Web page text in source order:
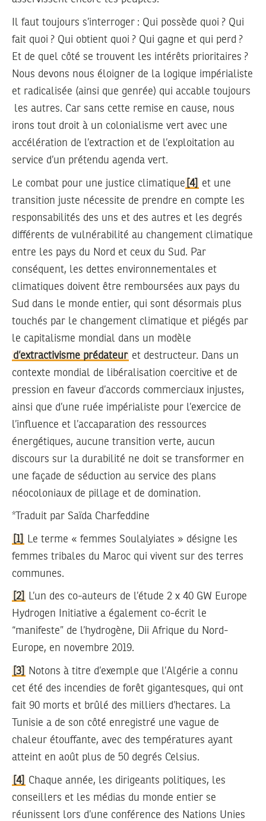
Il faut toujours s’interroger : Qui possède quoi ? Qui
fait quoi ? Qui obtient quoi ? Qui gagne et qui perd ?
Et de quel côté se trouvent les intérêts prioritaires ?
Nous devons nous éloigner de la logique impérialiste
et radicalisée (ainsi que genrée) qui accable toujours
les autres. Car sans cette remise en cause, nous
irons tout droit à un colonialisme vert avec une
accélération de l’extraction et de l’exploitation au
service d’un prétendu agenda vert.
Le combat pour une justice climatique [4]
et une
transition juste nécessite de prendre en compte les
responsabilités des uns et des autres et les degrés
différents de vulnérabilité au changement climatique
entre les pays du Nord et ceux du Sud. Par
conséquent, les dettes environnementales et
climatiques doivent être remboursées aux pays du
Sud dans le monde entier, qui sont désormais plus
touchés par le changement climatique et piégés par
le capitalisme mondial dans un modèle
d’extractivisme prédateur et destructeur. Dans un
contexte mondial de libéralisation coercitive et de
pression en faveur d’accords commerciaux injustes,
ainsi que d’une ruée impérialiste pour l’exercice de
l’influence et l’accaparation des ressources
énergétiques, aucune transition verte, aucun
discours sur la durabilité ne doit se transformer en
une façade de séduction au service des plans
néocoloniaux de pillage et de domination.
*Traduit par Saïda Charfeddine
[1]
Le terme « femmes Soulalyiates » désigne les
femmes tribales du Maroc qui vivent sur des terres
communes.
[2]
L’un des co-auteurs de l’étude 2 x 40 GW Europe
Hydrogen Initiative a également co-écrit le
“manifeste” de l’hydrogène, Dii Afrique du Nord-
Europe, en novembre 2019.
[3]
Notons à titre d’exemple que l’Algérie a connu
cet été des incendies de forêt gigantesques, qui ont
fait 90 morts et brûlé des milliers d’hectares. La
Tunisie a de son côté enregistré une vague de
chaleur étouffante, avec des températures ayant
atteint en août plus de 50 degrés Celsius.
[4]
Chaque année, les dirigeants politiques, les
conseillers et les médias du monde entier se
réunissent lors d’une conférence des Nations Unies